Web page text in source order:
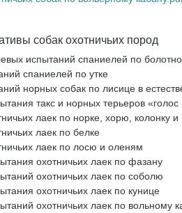
собак охотничьих пород
испытаний спаниелей по
спаниелей по утке
норных собак по лисице в
такс и норных терьеров «голос
лаек по норке, хорю, колонку и
лаек по белке
лаек по лосю и оленям
охотничьих лаек по фазану
охотничьих лаек по соболю
охотничьих лаек по кунице
охотничьих лаек по вольному